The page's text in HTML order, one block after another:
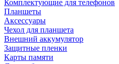
Комплектующие для телефонов
Планшеты
Аксессуары
Чехол для планшета
Внешний аккумулятор
Защитные пленки
Карты памяти